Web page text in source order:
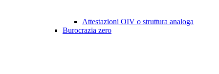
Attestazioni OIV o struttura analoga
Burocrazia zero